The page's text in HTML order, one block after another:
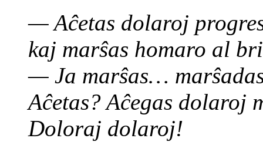
— Aĉetas dolaroj
kaj marŝas homaro al
— Ja marŝas…
Aĉetas? Aĉegas dolaroj
Doloraj dolaroj!